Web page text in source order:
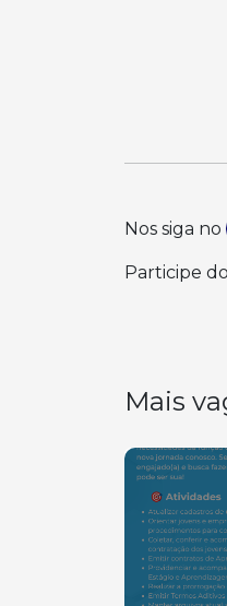
Nos siga no
Participe
Mais